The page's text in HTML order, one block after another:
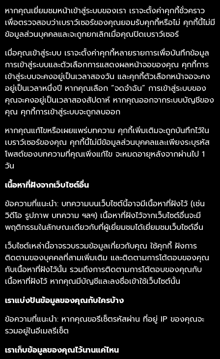
หากคุณเยี่ยมชมหน้าเข้าสู่ระบบของเรา เราจะตั้งค่าคุกกี้ชั่วคราว
เพื่อตรวจสอบว่าเบราว์เซอร์ของคุณยอมรับคุกกี้หรือไม่ คุกกี้นี้ไม่มี
ข้อมูลส่วนบุคคลและจะถูกยกเลิกเมื่อคุณปิดเบราว์เซอร์
เมื่อคุณเข้าสู่ระบบ เราจะตั้งค่าคุกกี้หลายรายการเพื่อบันทึกข้อมูล
การเข้าสู่ระบบและตัวเลือกการแสดงผลหน้าจอของคุณ คุกกี้การ
เข้าสู่ระบบจะคงอยู่เป็นเวลาสองวัน และคุกกี้ตัวเลือกหน้าจอจะคง
อยู่เป็นเวลาหนึ่งปี หากคุณเลือก “จดจำฉัน” การเข้าสู่ระบบของ
คุณจะคงอยู่เป็นเวลาสองสัปดาห์ หากคุณออกจากระบบบัญชีของ
คุณ คุกกี้การเข้าสู่ระบบจะถูกลบออก
หากคุณแก้ไขหรือเผยแพร่บทความ คุกกี้เพิ่มเติมจะถูกบันทึกไว้ใน
เบราว์เซอร์ของคุณ คุกกี้นี้ไม่มีข้อมูลส่วนบุคคลและเพียงระบุรหัส
โพสต์ของบทความที่คุณเพิ่งแก้ไข จะหมดอายุหลังจากผ่านไป 1
วัน
เนื้อหาที่ฝังจากเว็บไซต์อื่น
ข้อความที่แนะนำ: บทความบนเว็บไซต์นี้อาจมีเนื้อหาที่ฝังไว้ (เช่น
วิดีโอ รูปภาพ บทความ ฯลฯ) เนื้อหาที่ฝังไว้จากเว็บไซต์อื่นจะมี
พฤติกรรมในลักษณะเดียวกับที่ผู้เยี่ยมชมได้เยี่ยมชมเว็บไซต์อื่น
เว็บไซต์เหล่านี้อาจรวบรวมข้อมูลเกี่ยวกับคุณ ใช้คุกกี้ ฝังการ
ติดตามของบุคคลที่สามเพิ่มเติม และติดตามการโต้ตอบของคุณ
กับเนื้อหาที่ฝังไว้นั้น รวมถึงการติดตามการโต้ตอบของคุณกับ
เนื้อหาที่ฝังไว้ หากคุณมีบัญชีและลงชื่อเข้าใช้เว็บไซต์นั้น
เราแบ่งปันข้อมูลของคุณกับใครบ้าง
ข้อความที่แนะนำ: หากคุณขอรีเซ็ตรหัสผ่าน ที่อยู่ IP ของคุณจะ
รวมอยู่ในอีเมลรีเซ็ต
เราเก็บข้อมูลของคุณไว้นานแค่ไหน